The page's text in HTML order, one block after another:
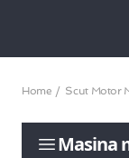
Home Scut Motor
Masina